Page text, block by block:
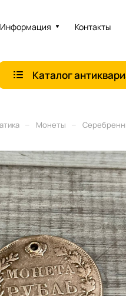
Информация Контакты
Каталог
Монеты